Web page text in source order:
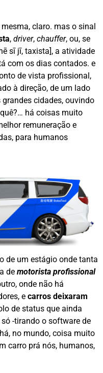
claro. mas o sinal
, driver, chauffer, ou, se
sī jī, taxista], a atividade
com os dias contados. e
de vista profissional,
à direção, de um lado
cidades, ouvindo
há coisas muito
remuneração e
para humanos
de um estágio onde tanta
de motorista profissional
onde não há
e carros deixaram
de status que ainda
-tirando o software de
no mundo, coisa muito
carro prá nós, humanos,